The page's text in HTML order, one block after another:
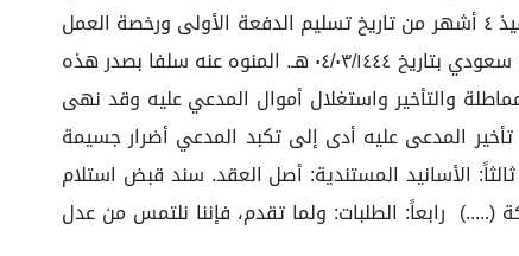
نشط و استلام دفعة أولى من العقد دون إنشاء أو القيام بأي من المتفق عليه حتى تاريخه. أتفق الطرفان بأن تكون مدة التنفيذ ٤ أشهر من تاريخ تسليم الدفعة الأولى ورخصة العمل
وتُقسم الدفعات لإكمال الأعمال المُتفق عليه إلى ٤ دفعات، تسلم الطرف الثاني الدفعة الأولى ومقدارها (١٠٠,٠٠٠) مئة ألف ريال سعودي بتاريخ ٠٤/٠٣/١٤٤٤ هـ. المنوه عنه سلفا بصدر هذه
والتأخير واستغلال أموال المدعي عليه وقد نهى
تأخير المدعى عليه أدى إلى تكبد المدعي أضرار جسيمة
الأسانيد المستندية: أصل العقد. سند قبض استلام
رابعاً: الطلبات: ولما تقدم، فإننا نلتمس من عدل